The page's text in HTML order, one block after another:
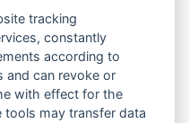
Dietrichsbruckner
tracking
constantly
according to
and can revoke or
with effect for the
tools may transfer data